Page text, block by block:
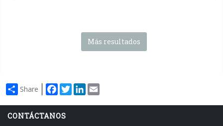
Más resultados
Share Facebook
TwitterLinkedIn
CONTÁCTANOS